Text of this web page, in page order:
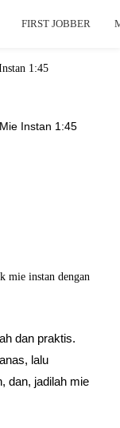
FIRST JOBBER
1:45
mie instan dengan
dan praktis.
lalu
dan, jadilah mie